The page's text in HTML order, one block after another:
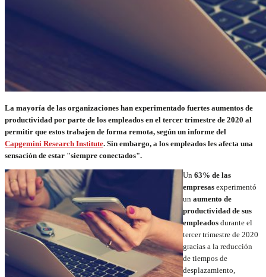
La mayoría de las organizaciones han experimentado fuertes aumentos de
productividad por parte de los empleados en el tercer trimestre de 2020 al
permitir que estos trabajen de forma remota, según un informe del
Capgemini Research Institute. Sin embargo, a los empleados les afecta una
sensación de estar "siempre conectados".
Un 63% de las
empresas experimentó
un aumento de
productividad de sus
empleados durante el
tercer trimestre de 2020
gracias a la reducción
de tiempos de
desplazamiento,